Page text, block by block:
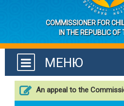
COMMISSIONER FOR
IN THE REPUBLIC
МЕНЮ
An appeal to the